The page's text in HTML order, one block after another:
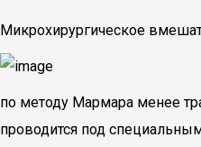
Микрохирургическое
по методу Мармара менее
проводится под